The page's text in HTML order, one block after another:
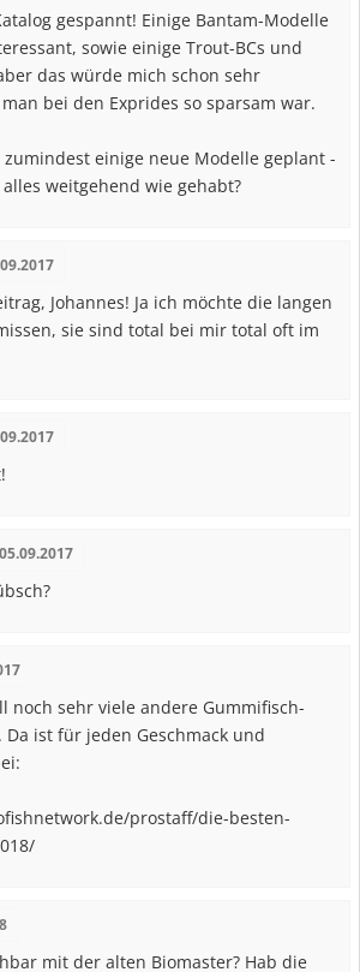
gespannt! Einige Bantam-Modelle
sowie einige Trout-BCs und
das würde mich schon sehr
bei den Exprides so sparsam war.
einige neue Modelle geplant -
weitgehend wie gehabt?
Johannes! Ja ich möchte die langen
sie sind total bei mir total oft im
05.09.2017
noch sehr viele andere Gummifisch-
Da ist für jeden Geschmack und
prostaff/die-besten-
mit der alten Biomaster? Hab die